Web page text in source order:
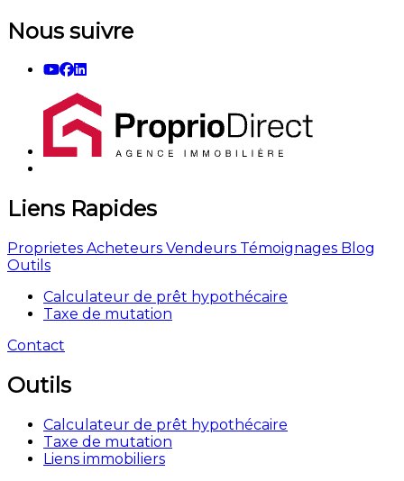
Nous suivre
Liens Rapides
Proprietes Acheteurs Vendeurs Témoignages Blog
Outils
Calculateur de prêt hypothécaire
Taxe de mutation
Contact
Outils
Calculateur de prêt hypothécaire
Taxe de mutation
Liens immobiliers